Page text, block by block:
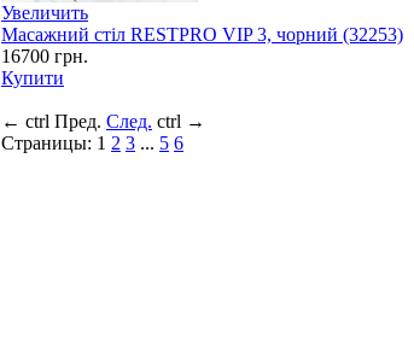
Увеличить
Масажний стіл RESTPRO VIP 3, чорний (32253)
16700 грн.
Купити
← ctrl Пред. След. ctrl →
Страницы: 1 2 3 ... 5 6